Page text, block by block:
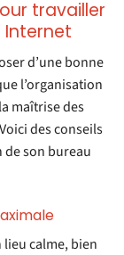
travailler
d’une bonne
l’organisation
maîtrise des
des conseils
son bureau
calme, bien